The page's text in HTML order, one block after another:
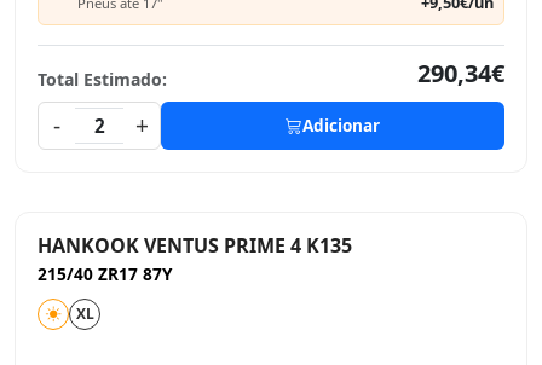
Total Estimado:
290,34€
-
2 + Adicionar
HANKOOK VENTUS PRIME 4 K135
215/40 ZR17 87Y
XL